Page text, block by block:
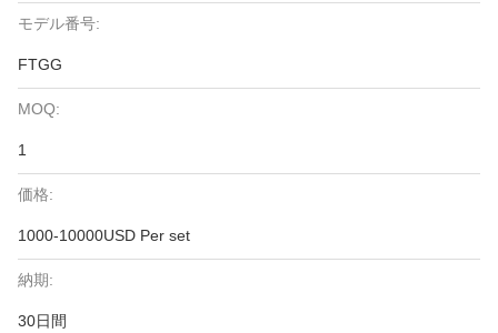
モデル番号:
FTGG
MOQ:
1
価格:
1000-10000USD Per set
納期:
30日間